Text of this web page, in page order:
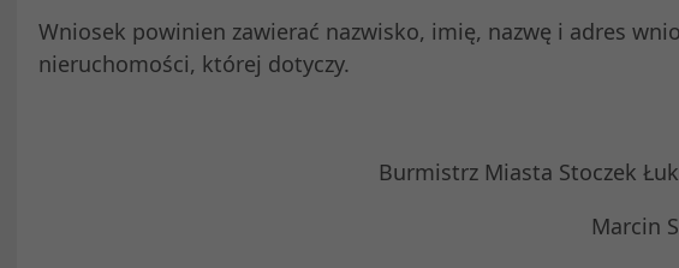
Wniosek powinien zawierać nazwisko, imię, nazwę i adres
nieruchomości, której dotyczy.
Burmistrz Miasta Stoczek
Marcin